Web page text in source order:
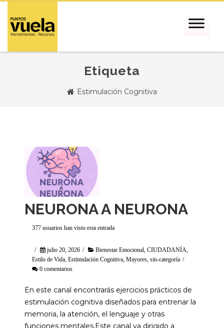
Etiqueta
Estimulación Cognitiva
NEURONA A NEURONA
377 usuarios han visto esta entrada
/ julio 20, 2026 / Bienestar Emocional CIUDADANÍA
Estilo de Vida Estimulación Cognitiva Mayores sin-categoría /
0 comentarios
En este canal encontrarás ejercicios prácticos de
estimulación cognitiva diseñados para entrenar la
memoria, la atención, el lenguaje y otras
funciones mentales.Este canal va dirigido a